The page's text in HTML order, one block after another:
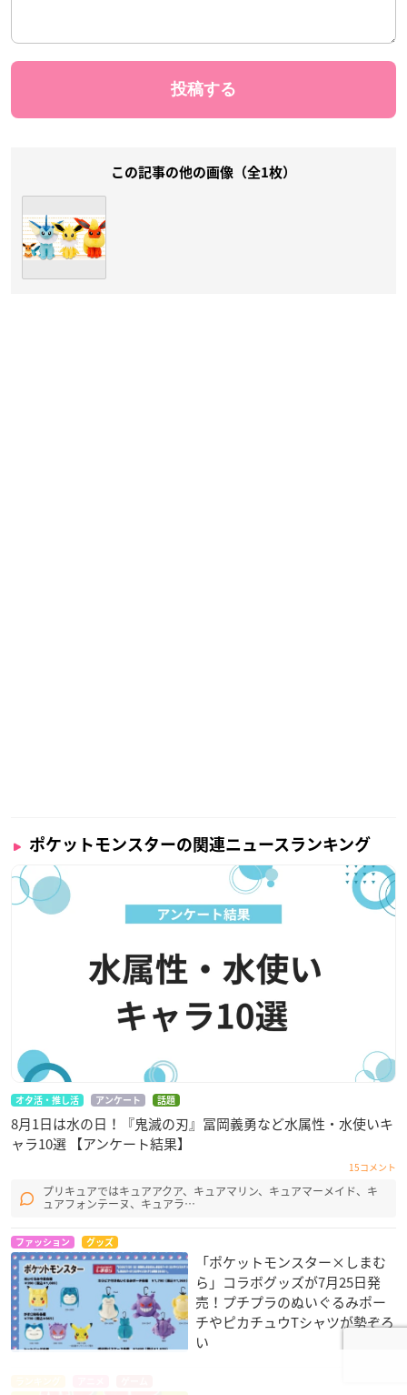
この記事の他の画像（全1枚）
ポケットモンスターの関連ニュースランキング
オタ活・推し活 アンケート 話題
8月1日は水の日！『鬼滅の刃』冨岡義勇など水属性・水使いキ
ャラ10選 【アンケート結果】
15コメント
プリキュアではキュアアクア、キュアマリン、キュアマーメイド、キ
ュアフォンテーヌ、キュアラ…
ファッション グッズ
「ポケットモンスター×しまむ
ら」コラボグッズが7月25日発
売！プチプラのぬいぐるみポー
チやピカチュウTシャツが勢ぞろ
い
ランキング